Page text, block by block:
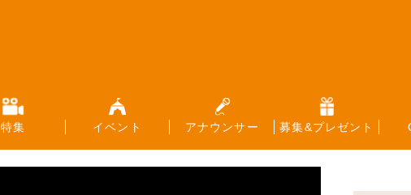
特集 イベント アナウンサー 募集&プレゼント